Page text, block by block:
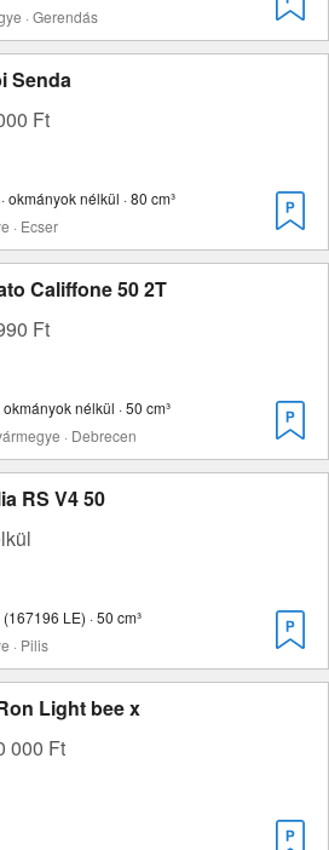
· Gerendás
Senda
Ft
okmányok nélkül · 80 cm³
· Ecser
Califfone 50 2T
Ft
okmányok nélkül · 50 cm³
· Debrecen
RS V4 50
LE) · 50 cm³
· Pilis
Light bee x
000 Ft